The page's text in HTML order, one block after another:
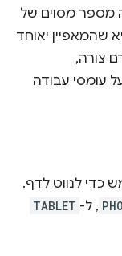
מספר מסוים של
שהמאפיין יאוחד
צורה,
עומסי עבודה
לנווט לדף.
, ל- TABLET